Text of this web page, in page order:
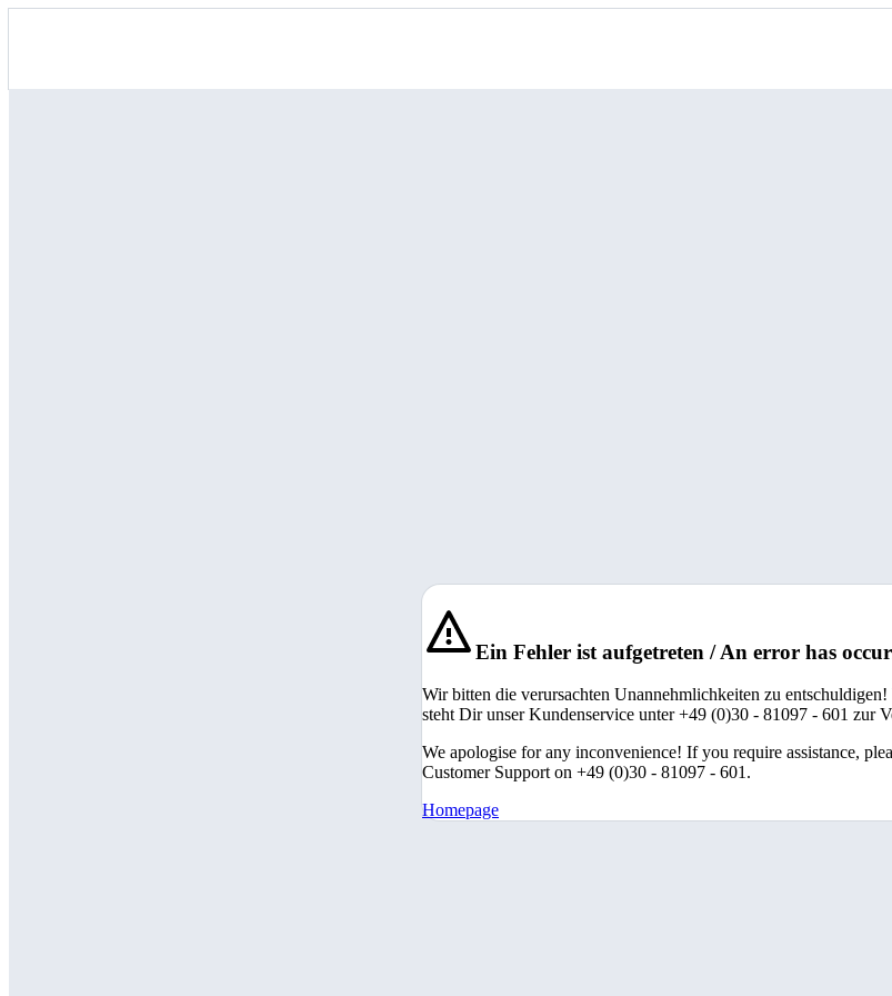
Ein Fehler ist aufgetreten / An error has
Wir bitten die verursachten Unannehmlichkeiten zu
steht Dir unser Kundenservice unter +49 (0)30 - 81097 - 601 zur
We apologise for any inconvenience! If you require assistance,
Customer Support on +49 (0)30 - 81097 - 601.
Homepage